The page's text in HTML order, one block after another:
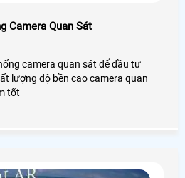
Camera Quan Sát
camera quan sát để đầu tư
lượng độ bền cao camera quan
tốt